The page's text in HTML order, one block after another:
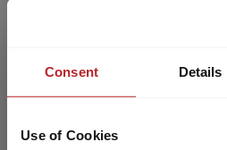
Consent Details
Use of Cookies
Gepäck – all das soll
technische Grenzen
Gewicht ausgelegt,